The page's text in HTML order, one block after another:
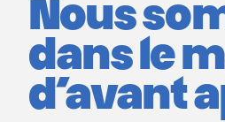
Nous
dans le
d’avant